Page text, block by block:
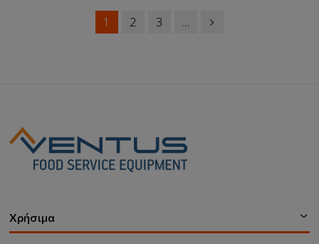
1 2 3 …
Χρήσιμα